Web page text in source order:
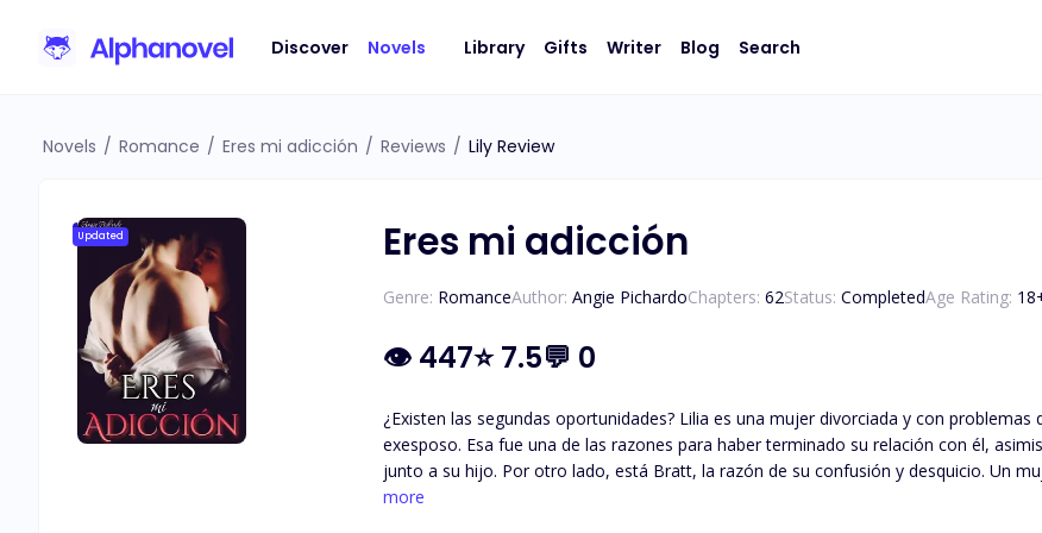
Discover Novels Library Gifts Writer Blog Search
Novels / Romance / Eres mi adicción / Reviews / Lily Review
Updated Eres mi adicción
Genre: RomanceAuthor: Angie PichardoChapters: 62Status: CompletedAge Rating: 18
👁 447⭐7.5💬 0
¿Existen las segundas oportunidades? Lilia es una mujer divorciada y con
exesposo. Esa fue una de las razones para haber terminado su relación con él,
junto a su hijo. Por otro lado, está Bratt, la razón de su confusión y desquicio. Un
más placentera tentación y de quien ha decidido escapar. Él, con las consecuencias
more